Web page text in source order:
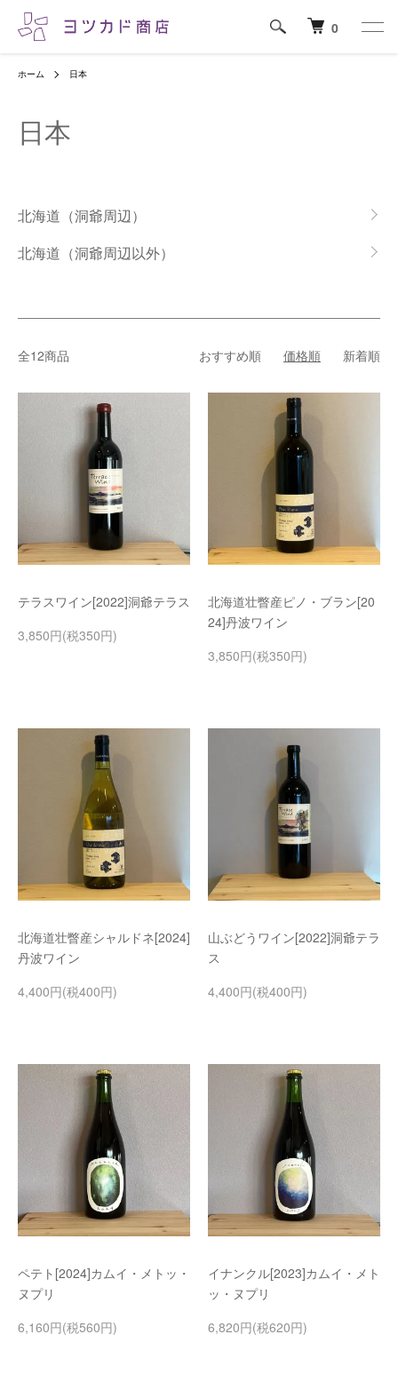
0
ホーム 日本
日本
北海道（洞爺周辺）
北海道（洞爺周辺以外）
全12商品 おすすめ順 価格順 新着順
テラスワイン[2022]洞爺テラス
3,850円(税350円)
北海道壮瞥産ピノ・ブラン[20
24]丹波ワイン
3,850円(税350円)
北海道壮瞥産シャルドネ[2024]
丹波ワイン
4,400円(税400円)
山ぶどうワイン[2022]洞爺テラ
ス
4,400円(税400円)
ペテト[2024]カムイ・メトッ・
ヌプリ
6,160円(税560円)
イナンクル[2023]カムイ・メト
ッ・ヌプリ
6,820円(税620円)